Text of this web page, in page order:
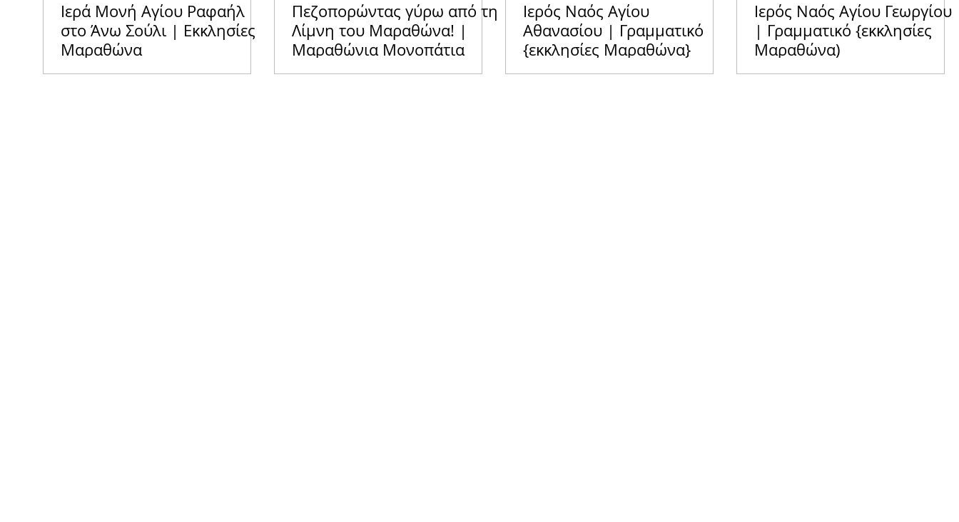
Ιερά Μονή Αγίου Ραφαήλ
στο Άνω Σούλι | Εκκλησίες
Μαραθώνα
Πεζοπορώντας γύρω από τη
Λίμνη του Μαραθώνα! |
Μαραθώνια Μονοπάτια
Ιερός Ναός Αγίου
Αθανασίου | Γραμματικό
{εκκλησίες Μαραθώνα}
Ιερός Ναός Αγίου Γεωργίου
| Γραμματικό {εκκλησίες
Μαραθώνα)